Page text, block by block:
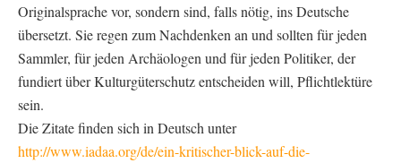
Originalsprache vor, sondern sind, falls nötig, ins Deutsche
übersetzt. Sie regen zum Nachdenken an und sollten für jeden
Sammler, für jeden Archäologen und für jeden Politiker, der
fundiert über Kulturgüterschutz entscheiden will, Pflichtlektüre
sein.
Die Zitate finden sich in Deutsch unter
http://www.iadaa.org/de/ein-kritischer-blick-auf-die-